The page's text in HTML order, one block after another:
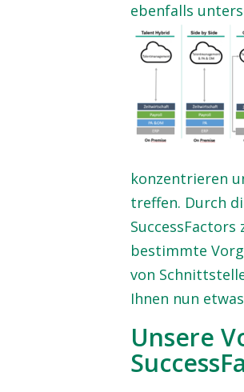
ebenfalls
konzentrieren
treffen. Durch
SuccessFactors
bestimmte
von
Ihnen nun
Unsere